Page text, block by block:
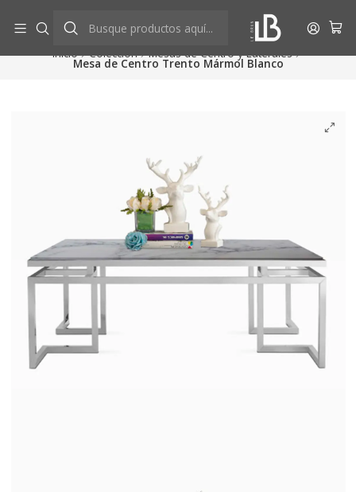
Ver más
Inicio Colección Mesas de Centro y Laterales
Mesa de Centro Trento Mármol Blanco